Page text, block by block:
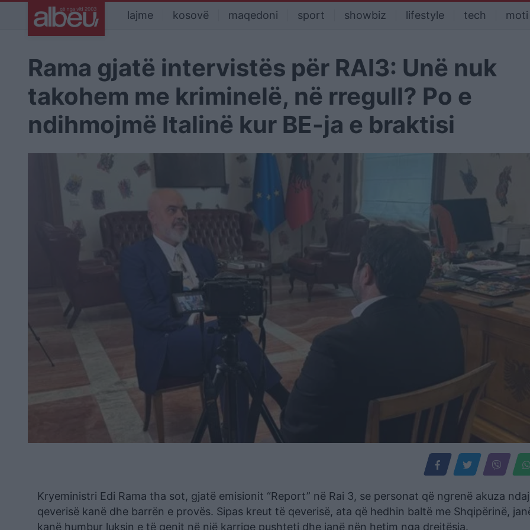
lajme kosovë maqedoni sport showbiz lifestyle tech moti
Rama gjatë intervistës për RAI3: Unë nuk
takohem me kriminelë, në rregull? Po e
ndihmojmë Italinë kur BE-ja e braktisi
Kryeministri Edi Rama tha sot, gjatë emisionit “Report” në Rai 3, se personat që ngrenë akuza
qeverisë kanë dhe barrën e provës. Sipas kreut të qeverisë, ata që hedhin baltë me Shqipërinë,
kanë humbur luksin e të qenit në një karrige pushteti dhe janë nën hetim nga drejtësia.